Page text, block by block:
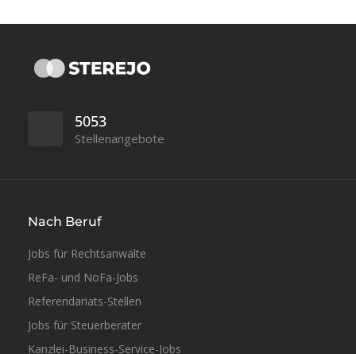
5053
Stellenangebote
Nach Beruf
Jobs für Rechtsanwälte
ReFa- und NoFa-Jobs
Referendariats-Stellen
Jobs für Steuerberater
Kanzlei-Business-Service-Jobs